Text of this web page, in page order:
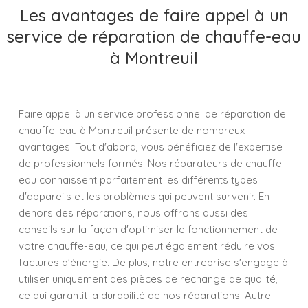
Les avantages de faire appel à un
service de réparation de chauffe-eau
à Montreuil
Faire appel à un service professionnel de réparation de
chauffe-eau à Montreuil présente de nombreux
avantages. Tout d'abord, vous bénéficiez de l'expertise
de professionnels formés. Nos réparateurs de chauffe-
eau connaissent parfaitement les différents types
d'appareils et les problèmes qui peuvent survenir. En
dehors des réparations, nous offrons aussi des
conseils sur la façon d'optimiser le fonctionnement de
votre chauffe-eau, ce qui peut également réduire vos
factures d'énergie. De plus, notre entreprise s'engage à
utiliser uniquement des pièces de rechange de qualité,
ce qui garantit la durabilité de nos réparations. Autre